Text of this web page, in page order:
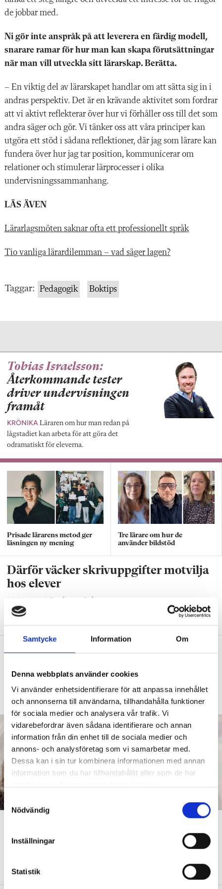
Samtycke Information Om
Denna webbplats använder cookies
Vi använder enhetsidentifierare för att anpassa innehållet
och annonserna till användarna, tillhandahålla funktioner
för sociala medier och analysera vår trafik. Vi
vidarebefordrar även sådana identifierare och annan
information från din enhet till de sociala medier och
annons- och analysföretag som vi samarbetar med.
Dessa kan i sin tur kombinera informationen med annan
information som du har tillhandahållit eller som de har
S
a
e
Nödvändig
Inställningar
Statistik
de jobbar med.
Ni gör inte anspråk på att leverera en färdig modell,
snarare ramar för hur man kan skapa förutsättningar
när man vill utveckla sitt lärarskap. Berätta.
– En viktig del av lärarskapet handlar om att sätta sig in i
andras perspektiv. Det är en krävande aktivitet som fordrar
att vi aktivt reflekterar över hur vi förhåller oss till det som
andra säger och gör. Vi tänker oss att våra principer kan
utgöra ett stöd i sådana reflektioner, där jag som lärare kan
fundera över hur jag tar position, kommunicerar om
relationer och stimulerar lärprocesser i olika
undervisningssammanhang.
LÄS ÄVEN
Lärarlagsmöten saknar ofta ett professionellt språk
Tio vanliga lärardilemman – vad säger lagen?
Taggar: Pedagogik Boktips
Tobias Israelsson:
Återkommande tester
driver undervisningen
framåt
KRÖNIKA Läraren om hur man redan på
lågstadiet kan arbeta för att göra det
odramatiskt för eleverna.
Prisade lärarens metod ger
läsningen ny mening
Tre lärare om hur de
använder bildstöd
Därför väcker skrivuppgifter motvilja
hos elever
FORSKNING
eftersom de då inte heller lär sig så mycket.
Intensivträning stärker flerspråkiga
SPRÅKSVEKET ”Kan du inte landets språk
hamnar du i ett utanförskap.”
uthållighet
sitt inre driv.”